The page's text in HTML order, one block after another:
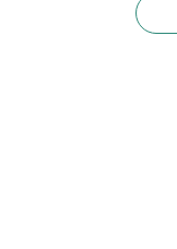
Pedagogiczne i